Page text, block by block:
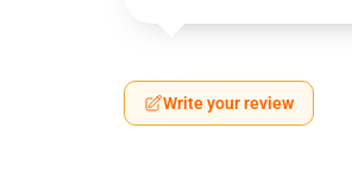
Write your review